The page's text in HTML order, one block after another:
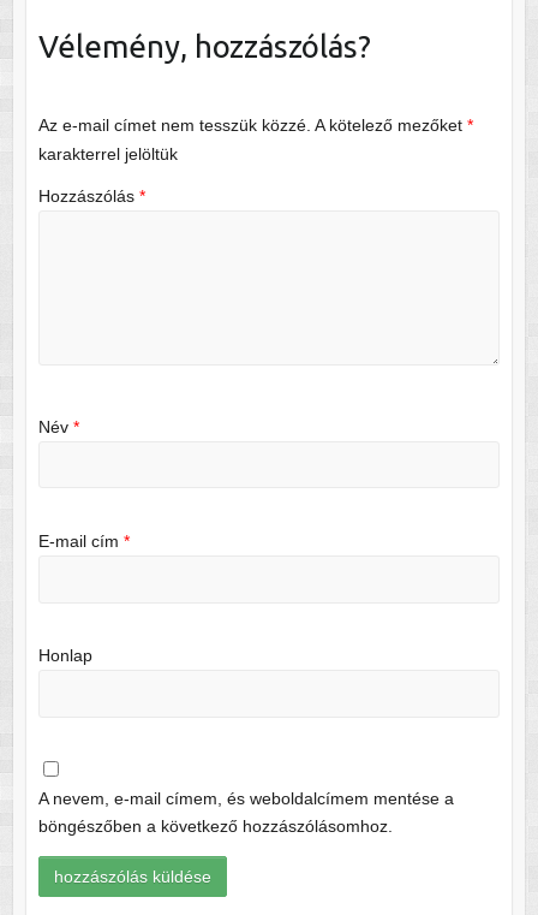
Vélemény, hozzászólás?
Az e-mail címet nem tesszük közzé. A kötelező mezőket *
karakterrel jelöltük
Hozzászólás *
Név *
E-mail cím *
Honlap
A nevem, e-mail címem, és weboldalcímem mentése a
böngészőben a következő hozzászólásomhoz.